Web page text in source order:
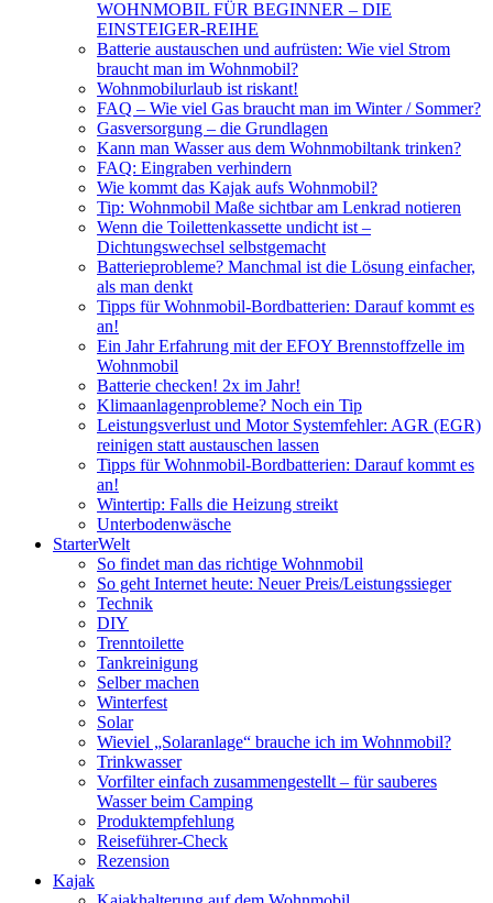
WOHNMOBIL FÜR BEGINNER – DIE
EINSTEIGER-REIHE
Batterie austauschen und aufrüsten: Wie viel Strom
braucht man im Wohnmobil?
Wohnmobilurlaub ist riskant!
FAQ – Wie viel Gas braucht man im Winter / Sommer?
Gasversorgung – die Grundlagen
Kann man Wasser aus dem Wohnmobiltank trinken?
FAQ: Eingraben verhindern
Wie kommt das Kajak aufs Wohnmobil?
Tip: Wohnmobil Maße sichtbar am Lenkrad notieren
Wenn die Toilettenkassette undicht ist –
Dichtungswechsel selbstgemacht
Batterieprobleme? Manchmal ist die Lösung einfacher,
als man denkt
Tipps für Wohnmobil-Bordbatterien: Darauf kommt es
an!
Ein Jahr Erfahrung mit der EFOY Brennstoffzelle im
Wohnmobil
Batterie checken! 2x im Jahr!
Klimaanlagenprobleme? Noch ein Tip
Leistungsverlust und Motor Systemfehler: AGR (EGR)
reinigen statt austauschen lassen
Tipps für Wohnmobil-Bordbatterien: Darauf kommt es
an!
Wintertip: Falls die Heizung streikt
Unterbodenwäsche
StarterWelt
So findet man das richtige Wohnmobil
So geht Internet heute: Neuer Preis/Leistungssieger
Technik
DIY
Trenntoilette
Tankreinigung
Selber machen
Winterfest
Solar
Wieviel „Solaranlage“ brauche ich im Wohnmobil?
Trinkwasser
Vorfilter einfach zusammengestellt – für sauberes
Wasser beim Camping
Produktempfehlung
Reiseführer-Check
Rezension
Kajak